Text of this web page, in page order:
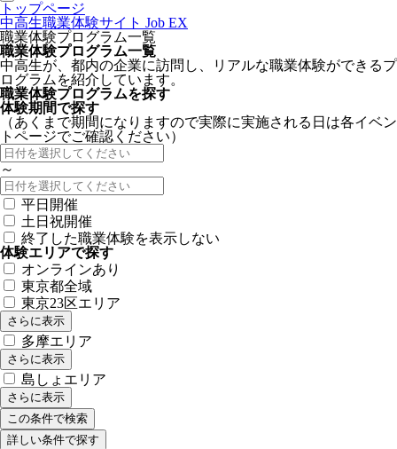
トップページ
中高生職業体験サイト Job EX
職業体験プログラム一覧
職業体験プログラム一覧
中高生が、都内の企業に訪問し、リアルな職業体験ができるプ
ログラムを紹介しています。
職業体験プログラムを探す
体験期間で探す
（あくまで期間になりますので実際に実施される日は各イベン
トページでご確認ください）
～
平日開催
土日祝開催
終了した職業体験を表示しない
体験エリアで探す
オンラインあり
東京都全域
東京23区エリア
さらに表示
多摩エリア
さらに表示
島しょエリア
さらに表示
詳しい条件で探す